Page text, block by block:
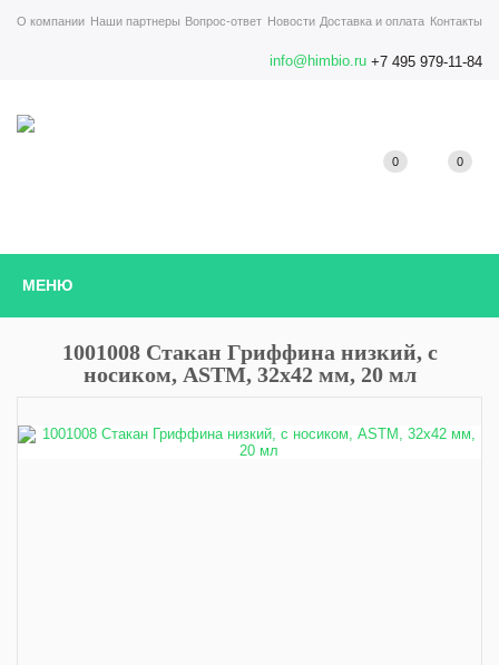
О компании Наши партнеры Вопрос-ответ Новости Доставка и оплата Контакты
info@himbio.ru +7 495 979-11-84
МЕНЮ
0 0
1001008 Стакан Гриффина низкий, с
носиком, ASTM, 32х42 мм, 20 мл